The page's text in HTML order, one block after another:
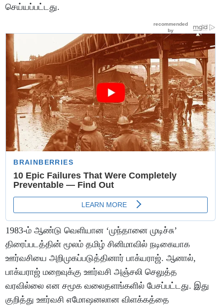
செய்யப்பட்டது.
1983-ம் ஆண்டு வெளியான ‘முந்தானை முடிச்சு’
திரைப்படத்தின் மூலம் தமிழ் சினிமாவில் நடிகையாக
ஊர்வசியை அறிமுகப்படுத்தினார் பாக்யராஜ். ஆனால்,
பாக்யராஜ் மறைவுக்கு ஊர்வசி அஞ்சலி செலுத்த
வரவில்லை என சமூக வலைதளங்களில் பேசப்பட்டது. இது
குறித்து ஊர்வசி எமோஷனலான விளக்கத்தை